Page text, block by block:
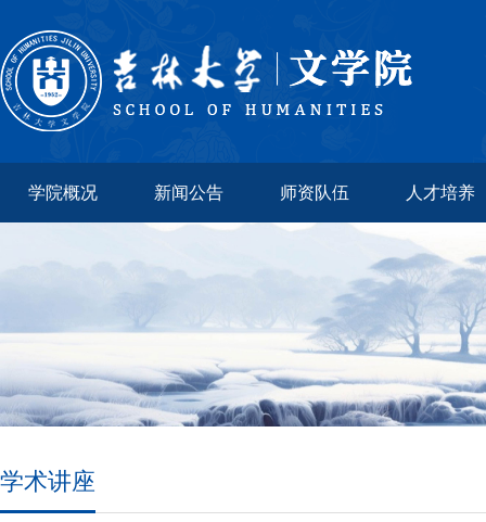
学院概况 新闻公告 师资队伍 人才培养
学术讲座